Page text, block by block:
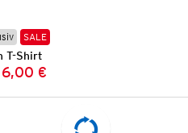
SALE
T-Shirt
Preis:
Preis:
6,00 €